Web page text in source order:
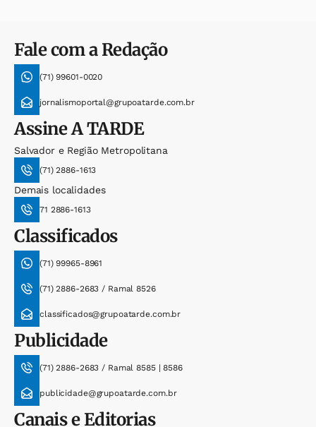
Fale com a Redação
(71) 99601-0020
jornalismoportal@grupoatarde.com.br
AssineA TARDE
Salvador e Região Metropolitana
(71) 2886-1613
Demais localidades
71 2886-1613
Classificados
(71) 99965-8961
(71) 2886-2683 / Ramal 8526
classificados@grupoatarde.com.br
Publicidade
(71) 2886-2683 / Ramal 8585 | 8586
publicidade@grupoatarde.com.br
Canais e Editorias